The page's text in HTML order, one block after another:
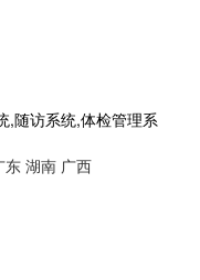
,随访系统,体检管理系
东 湖南 广西